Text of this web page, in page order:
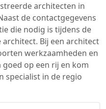
architecten in
de contactgegevens
die nodig is tijdens de
Bij een architect
werkzaamheden en
op een rij en kom
specialist in de regio